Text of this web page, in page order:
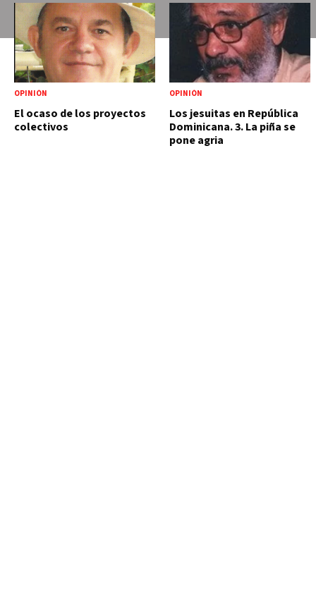
OPINIÓN
El ocaso de los proyectos
colectivos
OPINIÓN
Los jesuitas en República
Dominicana. 3. La piña se
pone agria